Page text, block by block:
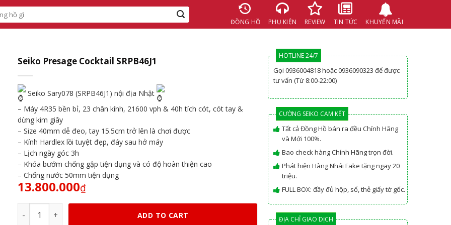
ĐỒNG HỒ PHỤ KIỆN REVIEW TIN TỨC KHUYẾN MÃI
Seiko Presage Cocktail SRPB46J1
Seiko Sary078 (SRPB46J1) nội địa Nhật
– Máy 4R35 bền bỉ, 23 chân kính, 21600 vph & 40h tích cót, cót tay &
dừng kim giây
– Size 40mm dễ đeo, tay 15.5cm trở lên là chơi được
– Kính Hardlex lồi tuyệt đẹp, đáy sau hở máy
– Lịch ngày góc 3h
– Khóa bướm chống gập tiện dụng và có độ hoàn thiện cao
– Chống nước 50mm tiện dụng
13.800.000₫
ADD TO CART
HOTLINE 24/7
Gọi 0936004818 hoặc 0936090323 để được
tư vấn (Từ 8:00-22:00)
CƯỜNG SEIKO CAM KẾT
Tất cả Đồng Hồ bán ra đều Chính Hãng
và Mới 100%.
Bao check hàng Chính Hãng trọn đời.
Phát hiện Hàng Nhái Fake tặng ngay 20
triệu.
FULL BOX: đầy đủ hộp, sổ, thẻ giấy tờ gốc.
Bảo hành: 01 năm.
Ship hàng toàn quốc có ship COD
ĐỊA CHỈ GIAO DỊCH